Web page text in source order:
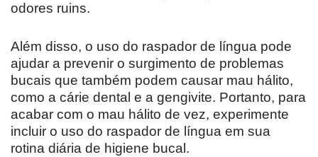
odores ruins.
Além disso, o uso do raspador de língua pode
ajudar a prevenir o surgimento de problemas
bucais que também podem causar mau hálito,
como a cárie dental e a gengivite. Portanto, para
acabar com o mau hálito de vez, experimente
incluir o uso do raspador de língua em sua
rotina diária de higiene bucal.